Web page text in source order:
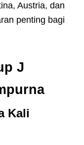
Austria, dan
penting bagi
J
Kali